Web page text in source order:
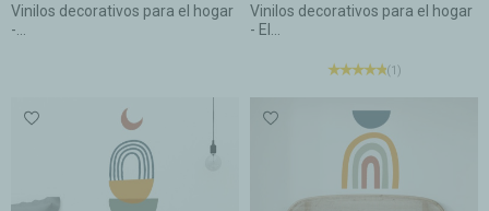
Vinilos decorativos para el hogar
-...
Vinilos decorativos para el hogar
- El...
(1)